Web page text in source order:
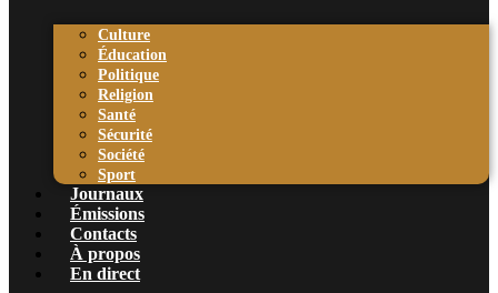
Culture
Éducation
Politique
Religion
Santé
Sécurité
Société
Sport
Journaux
Émissions
Contacts
À propos
En direct